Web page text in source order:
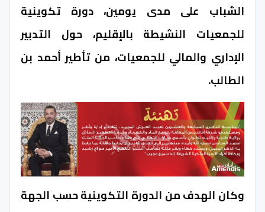
الشباب على مدى يومين، دورة تكوينية
للجمعيات النشيطة بالإقليم، حول التدبير
الإداري والمالي للجمعيات، من تأطير أحمد بن
الطالب.
وكان الهدف من الدورة التكوينية حسب الجهة